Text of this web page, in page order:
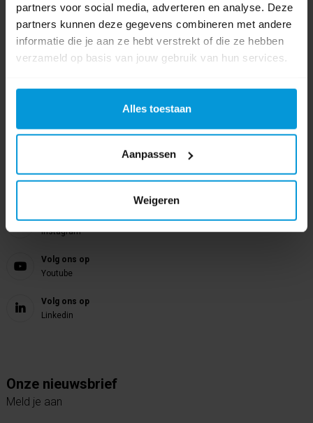
partners voor social media, adverteren en analyse. Deze
partners kunnen deze gegevens combineren met andere
informatie die je aan ze hebt verstrekt of die ze hebben
verzameld op basis van jouw gebruik van hun services.
Alles toestaan
Aanpassen
Weigeren
Nog vragen?
Onze product specialisten staan voor je klaar!
Telefoon
Volg ons op
Instagram
Volg ons op
Youtube
Volg ons op
Linkedin
Onze nieuwsbrief
Meld je aan